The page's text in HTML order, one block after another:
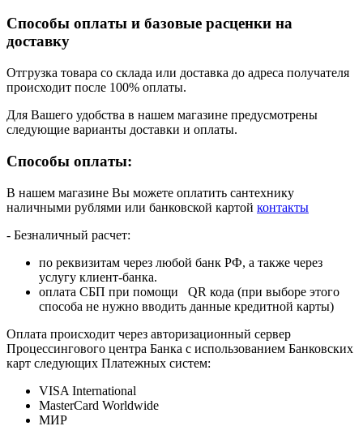
Способы оплаты и базовые расценки на
доставку
Отгрузка товара со склада или доставка до адреса получателя
происходит после 100% оплаты.
Для Вашего удобства в нашем магазине предусмотрены
следующие варианты доставки и оплаты.
Способы оплаты:
В нашем магазине Вы можете оплатить сантехнику
наличными рублями или банковской картой контакты
- Безналичный расчет:
по реквизитам через любой банк РФ, а также через
услугу клиент-банка.
оплата СБП при помощи QR кода (при выборе этого
способа не нужно вводить данные кредитной карты)
Оплата происходит через авторизационный сервер
Процессингового центра Банка с использованием Банковских
карт следующих Платежных систем:
VISA International
MasterCard Worldwide
МИР